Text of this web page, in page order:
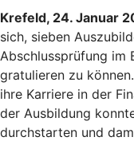
Krefeld, 24. Januar
sich, sieben
Abschlussprüfung im
gratulieren zu
ihre Karriere in der
der Ausbildung
durchstarten und